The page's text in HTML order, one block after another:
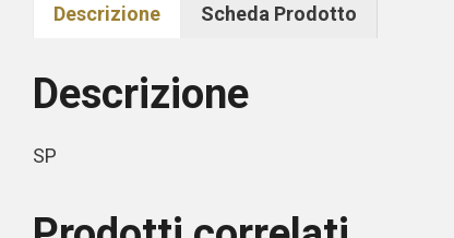
Descrizione Scheda Prodotto
Descrizione
SP